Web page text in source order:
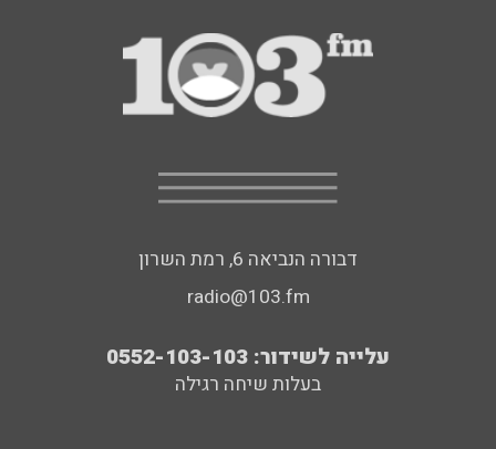
דבורה הנביאה 6, רמת השרון
radio@103.fm
עלייה לשידור: 0552-103-103
בעלות שיחה רגילה